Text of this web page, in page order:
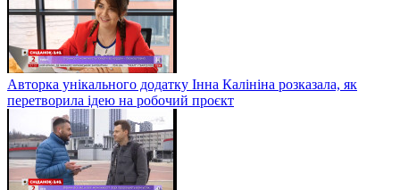
Авторка унікального додатку Інна Калініна розказала, як
перетворила ідею на робочий проєкт